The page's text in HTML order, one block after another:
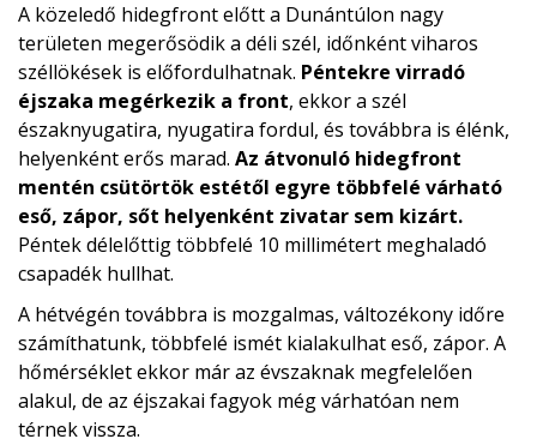
A közeledő hidegfront előtt a Dunántúlon nagy
területen megerősödik a déli szél, időnként viharos
széllökések is előfordulhatnak. Péntekre virradó
éjszaka megérkezik a front, ekkor a szél
északnyugatira, nyugatira fordul, és továbbra is élénk,
helyenként erős marad. Az átvonuló hidegfront
mentén csütörtök estétől egyre többfelé várható
eső, zápor, sőt helyenként zivatar sem kizárt.
Péntek délelőttig többfelé 10 millimétert meghaladó
csapadék hullhat.
A hétvégén továbbra is mozgalmas, változékony időre
számíthatunk, többfelé ismét kialakulhat eső, zápor. A
hőmérséklet ekkor már az évszaknak megfelelően
alakul, de az éjszakai fagyok még várhatóan nem
térnek vissza.